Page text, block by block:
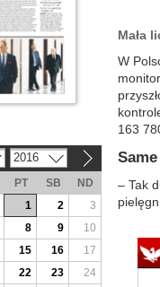
Mała
W
163
– Tak
2016
PT SB
ND
1
2
3
8 9
10
15 16
17
22 23
24